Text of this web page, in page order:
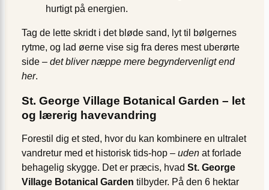
hurtigt på energien.
Tag de lette skridt i det bløde sand, lyt til bølgernes
rytme, og lad øerne vise sig fra deres mest uberørte
side – det bliver næppe mere begyndervenligt end
her.
St. George Village Botanical Garden – let
og lærerig havevandring
Forestil dig et sted, hvor du kan kombinere en ultralet
vandretur med et historisk tids-hop – uden at forlade
behagelig skygge. Det er præcis, hvad St. George
Village Botanical Garden tilbyder. På den 6 hektar